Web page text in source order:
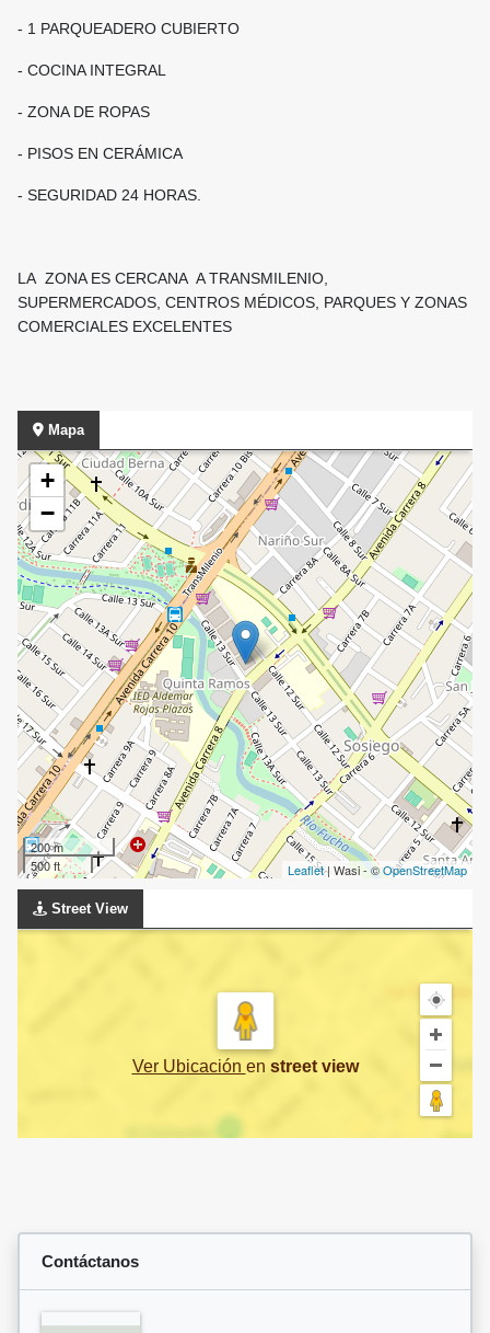
- 1 PARQUEADERO CUBIERTO
- COCINA INTEGRAL
- ZONA DE ROPAS
- PISOS EN CERÁMICA
- SEGURIDAD 24 HORAS.
LA ZONA ES CERCANA A TRANSMILENIO,
SUPERMERCADOS, CENTROS MÉDICOS, PARQUES Y ZONAS
COMERCIALES EXCELENTES
Mapa
+
−
200 m
500 ft
Leaflet| Wasi - ©OpenStreetMap
Street View
Ver Ubicación en street view
Contáctanos